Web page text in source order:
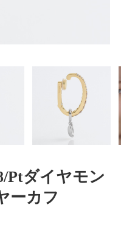
Ptダイヤモン
ーカフ